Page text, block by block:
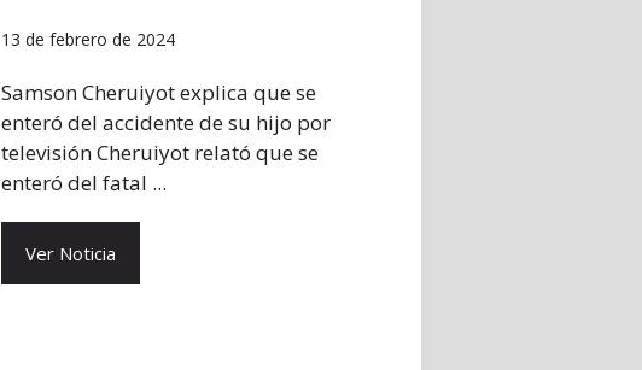
13 de febrero de 2024
Samson Cheruiyot explica que se
enteró del accidente de su hijo por
televisión Cheruiyot relató que se
enteró del fatal ...
Ver Noticia